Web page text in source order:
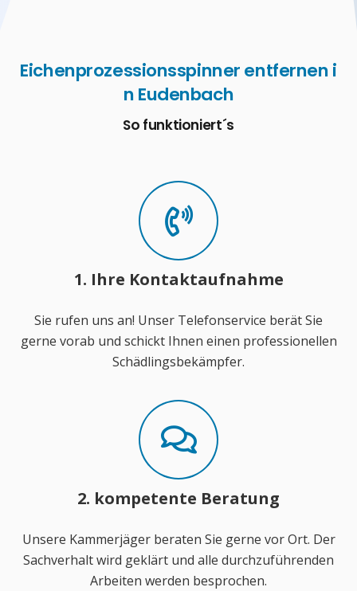
Eichenprozessionsspinner entfernen i
n Eudenbach
So funktioniert´s
1. Ihre Kontaktaufnahme
Sie rufen uns an! Unser Telefonservice berät Sie
gerne vorab und schickt Ihnen einen professionellen
Schädlingsbekämpfer.
2. kompetente Beratung
Unsere Kammerjäger beraten Sie gerne vor Ort. Der
Sachverhalt wird geklärt und alle durchzuführenden
Arbeiten werden besprochen.